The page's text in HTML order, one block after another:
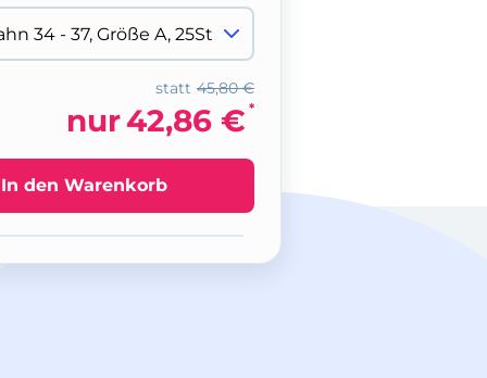
45,80 €
statt
nur42,86 € *
In den Warenkorb